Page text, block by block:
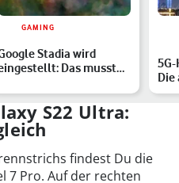
GAMING
Stadia wird
Das musst
S22 Ultra:
findest Du die
7 Pro. Auf der rechten